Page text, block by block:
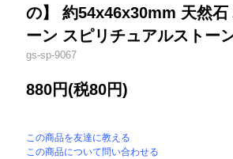
の】 約54x46x30mm 天然石
ーン スピリチュアルストー
gs-sp-9067
880円(税80円)
この商品を友達に教える
この商品について問い合わせる